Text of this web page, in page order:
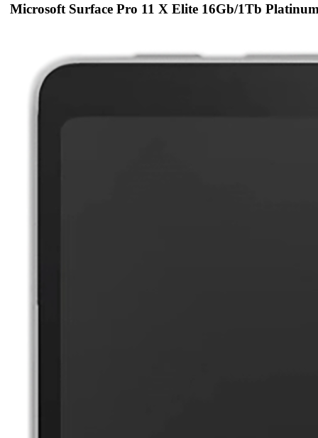
Microsoft Surface Pro 11 X Elite 16Gb/1Tb